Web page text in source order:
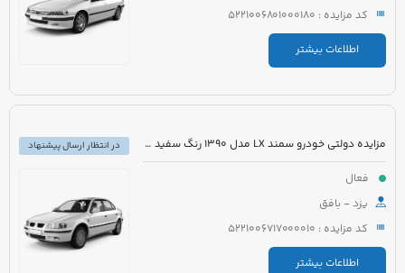
کد مزایده : 5221006801000180
اطلاعات بیشتر
مزایده دولتی خودرو سمند LX مدل 1390 رنگ سفید روغنی
فعال
یزد - بافق
کد مزایده : 5221006717000010
اطلاعات بیشتر
در انتظار ارسال پیشنهاد